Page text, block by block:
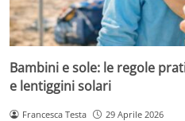
Bambini e sole: le regole
e lentiggini solari
Francesca Testa 29 Aprile 2026